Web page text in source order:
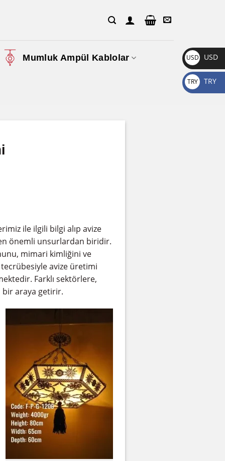
Mumluk Ampül Kablolar
ile ilgili bilgi alıp avize
önemli unsurlardan biridir.
mimari kimliğini ve
avize üretimi
Farklı sektörlere,
bir araya getirir.
USD
$
USD
TRY
₺
TRY